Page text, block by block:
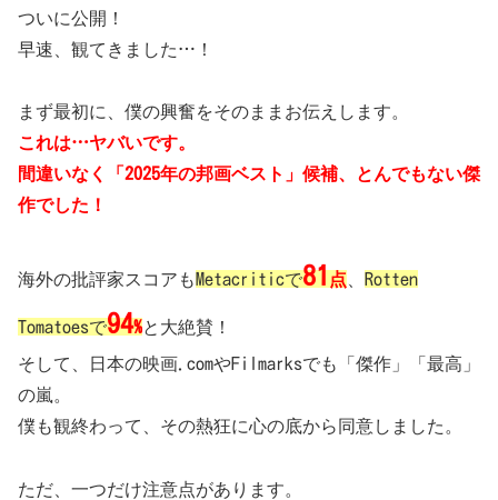
ついに公開！
早速、観てきました…！
まず最初に、僕の興奮をそのままお伝えします。
これは…ヤバいです。
間違いなく「2025年の邦画ベスト」候補、とんでもない傑
作でした！
海外の批評家スコアもMetacriticで81点 Rotten
Tomatoesで94%と大絶賛！
そして、日本の映画.comやFilmarksでも「傑作」「最高」
の嵐。
僕も観終わって、その熱狂に心の底から同意しました。
ただ、一つだけ注意点があります。